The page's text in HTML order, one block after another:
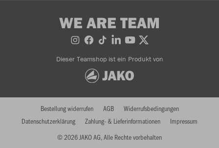
WE ARE TEAM
Dieser Teamshop ist ein Produkt von
© 2026 JAKO AG, Alle Rechte vorbehalten
Bestellung widerrufen AGB
Widerrufsbedingungen
Datenschutzerklärung
Zahlung- & Lieferinformationen Impressum